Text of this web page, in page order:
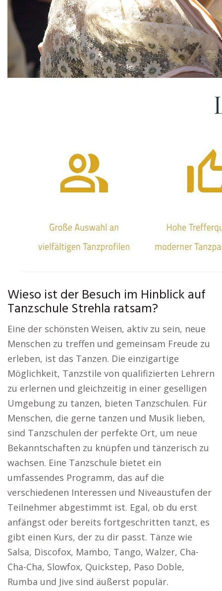
Wieso ist der Besuch im Hinblick auf
Tanzschule Strehla ratsam?
Eine der schönsten Weisen, aktiv zu sein, neue
Menschen zu treffen und gemeinsam Freude zu
erleben, ist das Tanzen. Die einzigartige
Möglichkeit, Tanzstile von qualifizierten Lehrern
zu erlernen und gleichzeitig in einer geselligen
Umgebung zu tanzen, bieten Tanzschulen. Für
Menschen, die gerne tanzen und Musik lieben,
sind Tanzschulen der perfekte Ort, um neue
Bekanntschaften zu knüpfen und tänzerisch zu
wachsen. Eine Tanzschule bietet ein
umfassendes Programm, das auf die
verschiedenen Interessen und Niveaustufen der
Teilnehmer abgestimmt ist. Egal, ob du erst
anfängst oder bereits fortgeschritten tanzt, es
gibt einen Kurs, der zu dir passt. Tänze wie
Salsa, Discofox, Mambo, Tango, Walzer, Cha-
Cha-Cha, Slowfox, Quickstep, Paso Doble,
Rumba und Jive sind äußerst populär.